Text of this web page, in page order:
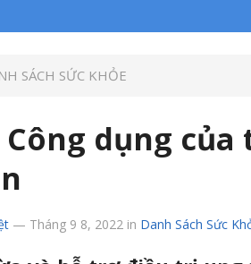
SÁCH SỨC KHỎE
Công dụng
— Tháng 9 8, 2022 in Danh Sách Sức